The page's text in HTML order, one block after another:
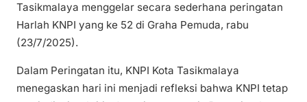
Tasikmalaya menggelar secara sederhana peringatan
Harlah KNPI yang ke 52 di Graha Pemuda, rabu
(23/7/2025).
Dalam Peringatan itu, KNPI Kota Tasikmalaya
menegaskan hari ini menjadi refleksi bahwa KNPI tetap